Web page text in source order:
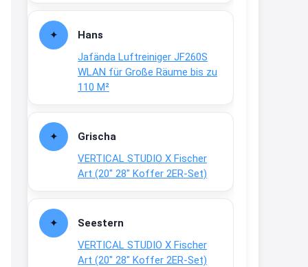
Hans
Jafända Luftreiniger JF260S
WLAN für Große Räume bis zu
110 M²
Grischa
VERTICAL STUDIO X Fischer
Art (20″ 28″ Koffer 2ER-Set)
Seestern
VERTICAL STUDIO X Fischer
Art (20″ 28″ Koffer 2ER-Set)
Fielmann-Blinkis mehr / wurde
www.fielmann-
group.com/blinkis...
13:44
dich zu sehen, alles gut?
15:01
An 01.08. / Sensodyne Rabatt 3€